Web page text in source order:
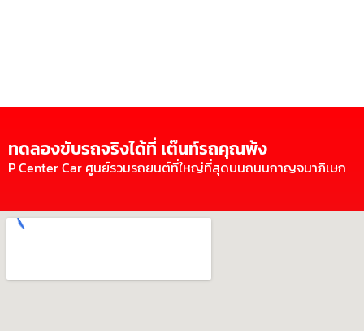
ทดลองขับรถจริงได้ที่ เต๊นท์รถคุณพ้ง
P Center Car ศูนย์รวมรถยนต์ที่ใหญ่ที่สุดบนถนนกาญจนาภิเษก